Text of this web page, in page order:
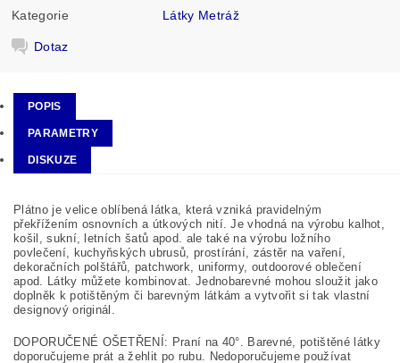
Kategorie Látky Metráž
Dotaz
POPIS
PARAMETRY
DISKUZE
Plátno je velice oblíbená látka, která vzniká pravidelným
překřížením osnovních a útkových nití. Je vhodná na výrobu kalhot,
košil, sukní, letních šatů apod. ale také na výrobu ložního
povlečení, kuchyňských ubrusů, prostírání, zástěr na vaření,
dekoračních polštářů, patchwork, uniformy, outdoorové oblečení
apod. Látky můžete kombinovat. Jednobarevné mohou sloužit jako
doplněk k potištěným či barevným látkám a vytvořit si tak vlastní
designový originál.
DOPORUČENÉ OŠETŘENÍ: Praní na 40°. Barevné, potištěné látky
doporučujeme prát a žehlit po rubu. Nedoporučujeme používat